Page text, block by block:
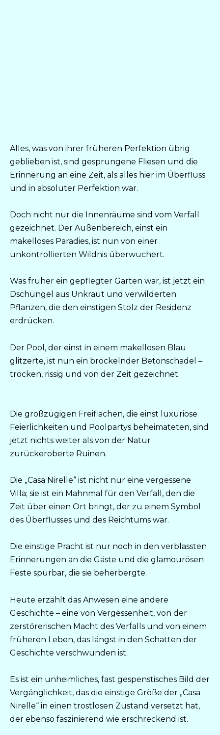
Alles, was von ihrer früheren Perfektion übrig
geblieben ist, sind gesprungene Fliesen und die
Erinnerung an eine Zeit, als alles hier im Überfluss
und in absoluter Perfektion war.
Doch nicht nur die Innenräume sind vom Verfall
gezeichnet. Der Außenbereich, einst ein
makelloses Paradies, ist nun von einer
unkontrollierten Wildnis überwuchert.
Was früher ein gepflegter Garten war, ist jetzt ein
Dschungel aus Unkraut und verwilderten
Pflanzen, die den einstigen Stolz der Residenz
erdrücken.
Der Pool, der einst in einem makellosen Blau
glitzerte, ist nun ein bröckelnder Betonschädel –
trocken, rissig und von der Zeit gezeichnet.
Die großzügigen Freiflächen, die einst luxuriöse
Feierlichkeiten und Poolpartys beheimateten, sind
jetzt nichts weiter als von der Natur
zurückeroberte Ruinen.
Die „Casa Nirelle“ ist nicht nur eine vergessene
Villa; sie ist ein Mahnmal für den Verfall, den die
Zeit über einen Ort bringt, der zu einem Symbol
des Überflusses und des Reichtums war.
Die einstige Pracht ist nur noch in den verblassten
Erinnerungen an die Gäste und die glamourösen
Feste spürbar, die sie beherbergte.
Heute erzählt das Anwesen eine andere
Geschichte – eine von Vergessenheit, von der
zerstörerischen Macht des Verfalls und von einem
früheren Leben, das längst in den Schatten der
Geschichte verschwunden ist.
Es ist ein unheimliches, fast gespenstisches Bild der
Vergänglichkeit, das die einstige Größe der „Casa
Nirelle“ in einen trostlosen Zustand versetzt hat,
der ebenso faszinierend wie erschreckend ist.